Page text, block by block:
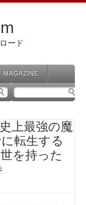
ード
MAGAZINE
上最強の魔
転生する
を持った